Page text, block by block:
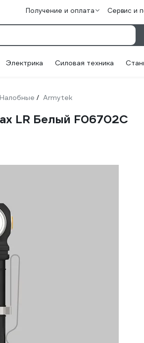
Получение и оплата Сервис и
Электрика Силовая техника
Налобные / Armytek
LR Белый F06702C